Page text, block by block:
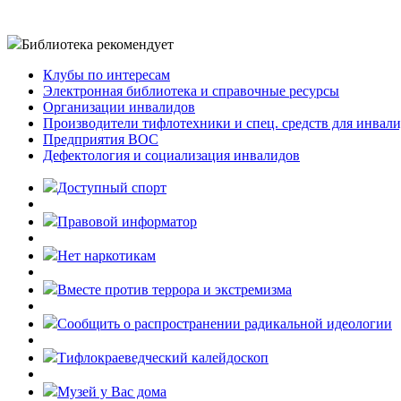
Библиотека рекомендует
Клубы по интересам
Электронная библиотека и справочные ресурсы
Организации инвалидов
Производители тифлотехники и спец. средств для
Предприятия ВОС
Дефектология и социализация инвалидов
Доступный спорт
Правовой информатор
Нет наркотикам
Вместе против террора и экстремизма
Cообщить о распространении радикальной идеологии
Тифлокраеведческий калейдоскоп
Музей у Вас дома